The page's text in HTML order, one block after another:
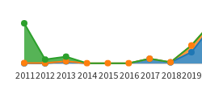
2011 2012 2013 201420152016201720182019